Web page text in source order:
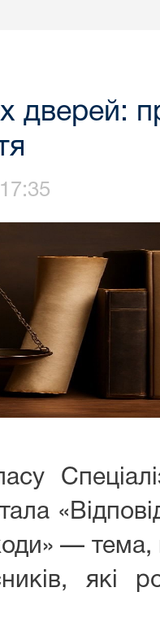
дверей:
—
які